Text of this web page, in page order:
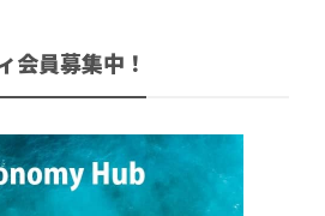
会員募集中！